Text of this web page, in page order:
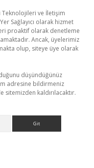
Teknolojileri ve İletişim
Sağlayıcı olarak hizmet
proaktif olarak denetleme
Ancak, üyelerimiz
olup, siteye üye olarak
düşündüğünüz
adresine bildirmeniz
kaldırılacaktır.